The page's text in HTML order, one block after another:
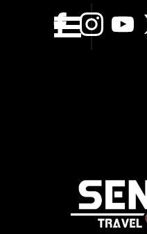
Saltar menÃº